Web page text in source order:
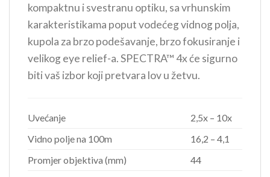
kompaktnu i svestranu optiku, sa vrhunskim
karakteristikama poput vodećeg vidnog polja,
kupola za brzo podešavanje, brzo fokusiranje i
velikog eye relief-a. SPECTRA™ 4x će sigurno
biti vaš izbor koji pretvara lov u žetvu.
Uvećanje
2,5x – 10x
Vidno polje na 100m
16,2 – 4,1
Promjer objektiva (mm)
44